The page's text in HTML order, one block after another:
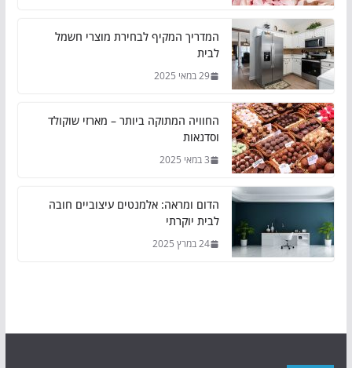
המדריך המקיף לבחירת מוצרי חשמל
לבית
29 במאי 2025
החוויה המתוקה ביותר – מארזי שוקולד
וסדנאות
3 במאי 2025
הדום ומראה: אלמנטים עיצוביים חובה
לבית יוקרתי
24 במרץ 2025